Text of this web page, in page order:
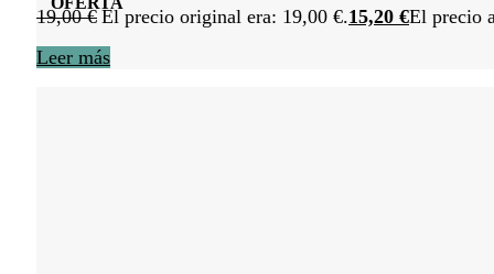
19,00€ El precio original era: 19,00 €.15,20 €El precio
Leer más